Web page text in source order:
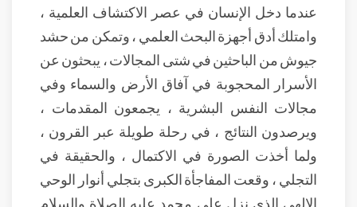
عندما دخل الإنسان في عصر الاكتشاف العلمية ،
وامتلك أدق أجهزة البحث العلمي ، وتمكن من حشد
جيوش من الباحثين في شتى المجالات ، يبحثون عن
الأسرار المحجوبة في آفاق الأرض والسماء وفي
مجالات النفس البشرية ، يجمعون المقدمات ،
ويرصدون النتائج ، في رحلة طويلة عبر القرون ،
ولما أخذت الصورة في الاكتمال ، والحقيقة في
التجلي ، وقعت المفاجأة الكبرى بتجلي أنوار الوحي
الإلهي الذي نزل على محمد عليه الصلاة والسلام